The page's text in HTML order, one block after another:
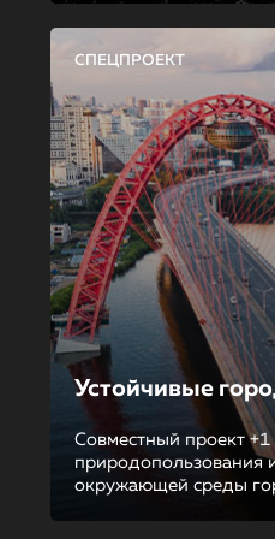
СПЕЦПРОЕКТ
Устойчивые
Совместный проект
природопользования
окружающей среды